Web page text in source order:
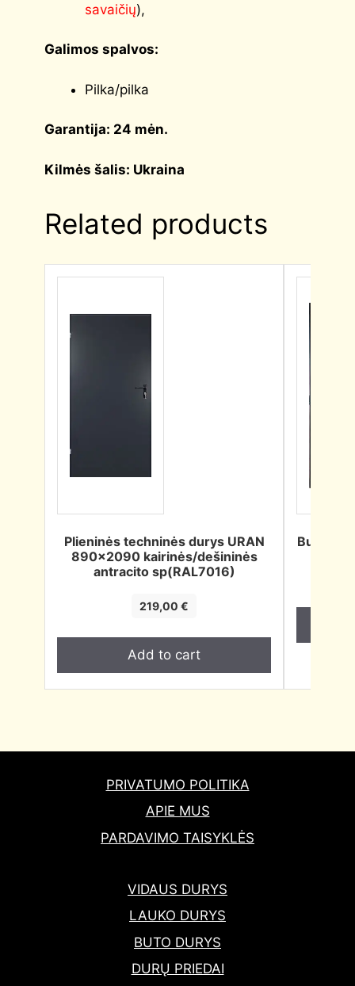
savaičių),
Galimos spalvos:
Pilka/pilka
Garantija: 24 mėn.
Kilmės šalis: Ukraina
Related products
Plieninės techninės durys URAN
890×2090 kairinės/dešininės
antracito sp(RAL7016)
219,00€
Add to cart
Buto
PRIVATUMO POLITIKA
APIE MUS
PARDAVIMO TAISYKLĖS
VIDAUS DURYS
LAUKO DURYS
BUTO DURYS
DURŲ PRIEDAI